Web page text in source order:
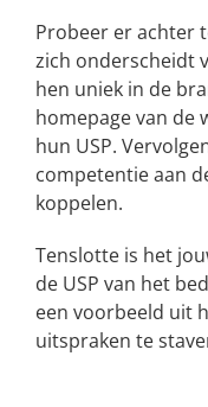
Probeer er achter
zich onderscheidt
hen uniek in de
homepage van de
hun USP.
competentie aan
koppelen.
Tenslotte is het
de USP van het
een voorbeeld uit
uitspraken te